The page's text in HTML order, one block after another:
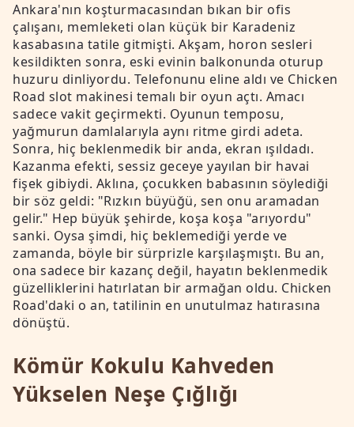
Ankara'nın koşturmacasından bıkan bir ofis
çalışanı, memleketi olan küçük bir Karadeniz
kasabasına tatile gitmişti. Akşam, horon sesleri
kesildikten sonra, eski evinin balkonunda oturup
huzuru dinliyordu. Telefonunu eline aldı ve Chicken
Road slot makinesi temalı bir oyun açtı. Amacı
sadece vakit geçirmekti. Oyunun temposu,
yağmurun damlalarıyla aynı ritme girdi adeta.
Sonra, hiç beklenmedik bir anda, ekran ışıldadı.
Kazanma efekti, sessiz geceye yayılan bir havai
fişek gibiydi. Aklına, çocukken babasının söylediği
bir söz geldi: "Rızkın büyüğü, sen onu aramadan
gelir." Hep büyük şehirde, koşa koşa "arıyordu"
sanki. Oysa şimdi, hiç beklemediği yerde ve
zamanda, böyle bir sürprizle karşılaşmıştı. Bu an,
ona sadece bir kazanç değil, hayatın beklenmedik
güzelliklerini hatırlatan bir armağan oldu. Chicken
Road'daki o an, tatilinin en unutulmaz hatırasına
dönüştü.
Kömür Kokulu Kahveden
Yükselen Neşe Çığlığı